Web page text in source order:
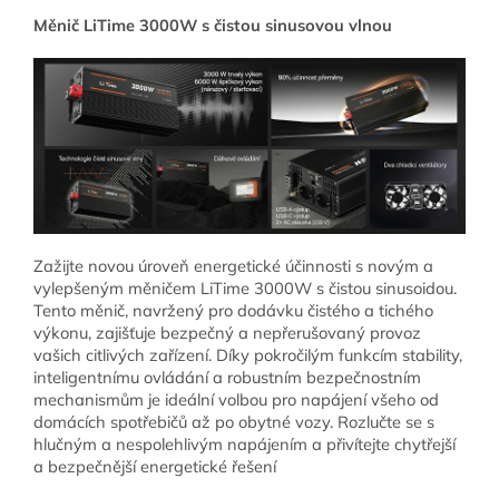
Měnič LiTime 3000W s čistou sinusovou vlnou
Zažijte novou úroveň energetické účinnosti s novým a
vylepšeným měničem LiTime 3000W s čistou sinusoidou.
Tento měnič, navržený pro dodávku čistého a tichého
výkonu, zajišťuje bezpečný a nepřerušovaný provoz
vašich citlivých zařízení. Díky pokročilým funkcím stability,
inteligentnímu ovládání a robustním bezpečnostním
mechanismům je ideální volbou pro napájení všeho od
domácích spotřebičů až po obytné vozy. Rozlučte se s
hlučným a nespolehlivým napájením a přivítejte chytřejší
a bezpečnější energetické řešení